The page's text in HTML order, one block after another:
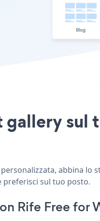
sul
abbina
preferisci sul tuo posto.
Rife Free for